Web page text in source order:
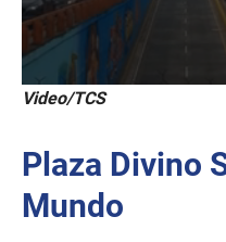
Video/TCS
Plaza Divino
Mundo